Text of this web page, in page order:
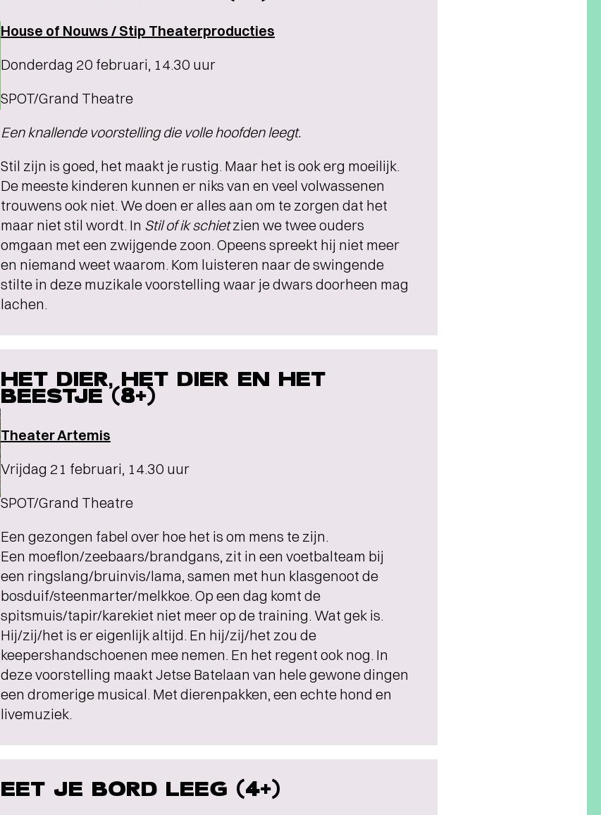
House of Nouws / Stip Theaterproducties
Donderdag 20 februari, 14.30 uur
SPOT/Grand Theatre
Een knallende voorstelling die volle hoofden leegt.
Stil zijn is goed, het maakt je rustig. Maar het is ook erg moeilijk.
De meeste kinderen kunnen er niks van en veel volwassenen
trouwens ook niet. We doen er alles aan om te zorgen dat het
maar niet stil wordt. In Stil of ik schietzien we twee ouders
omgaan met een zwijgende zoon. Opeens spreekt hij niet meer
en niemand weet waarom. Kom luisteren naar de swingende
stilte in deze muzikale voorstelling waar je dwars doorheen mag
lachen.
HET DIER, HET DIER EN HET
BEESTJE (8+)
Theater Artemis
Vrijdag 21 februari, 14.30 uur
SPOT/Grand Theatre
Een gezongen fabel over hoe het is om mens te zijn.
Een moeflon/zeebaars/brandgans, zit in een voetbalteam bij
een ringslang/bruinvis/lama, samen met hun klasgenoot de
bosduif/steenmarter/melkkoe. Op een dag komt de
spitsmuis/tapir/karekiet niet meer op de training. Wat gek is.
Hij/zij/het is er eigenlijk altijd. En hij/zij/het zou de
keepershandschoenen mee nemen. En het regent ook nog. In
deze voorstelling maakt Jetse Batelaan van hele gewone dingen
een dromerige musical. Met dierenpakken, een echte hond en
livemuziek.
EET JE BORD LEEG (4+)